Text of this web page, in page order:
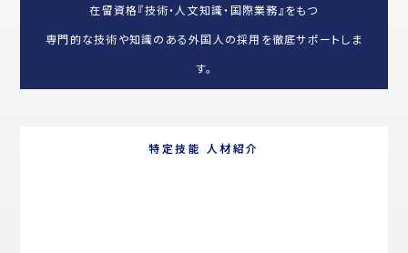
在留資格『技術・⼈⽂知識・国際業務』をもつ
専門的な技術や知識のある外国人の採用を徹底サポートしま
す。
特定技能 人材紹介